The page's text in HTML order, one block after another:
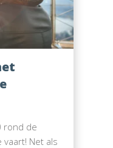
rond de
Net als